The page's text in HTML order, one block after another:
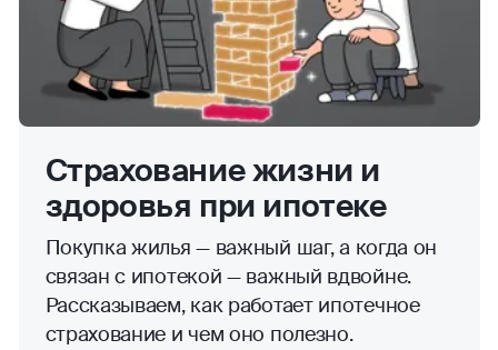
Страхование жизни и
здоровья при ипотеке
Покупка жилья — важный шаг, а когда он
связан с ипотекой — важный вдвойне.
Рассказываем, как работает ипотечное
страхование и чем оно полезно.